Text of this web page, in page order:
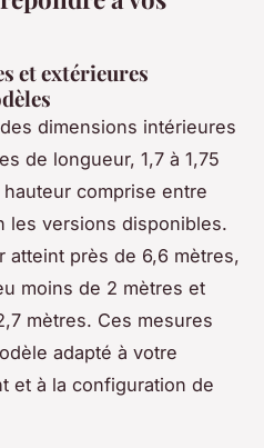
et extérieures
dimensions intérieures
de longueur, 1,7 à 1,75
comprise entre
les versions disponibles.
atteint près de 6,6 mètres,
moins de 2 mètres et
mètres. Ces mesures
adapté à votre
et à la configuration de